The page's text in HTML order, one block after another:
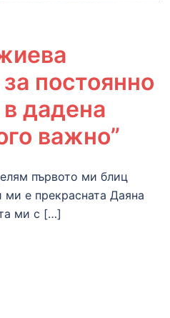
постоянно
дадена
важно”
първото ми блиц
е прекрасната Даяна
ми с […]